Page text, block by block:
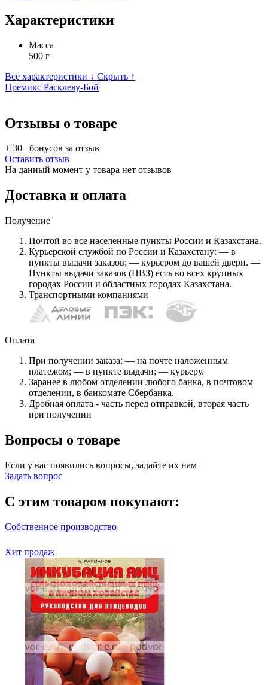
Характеристики
Масса
500 г
Все характеристики ↓ Скрыть ↑
Премикс Расклеву-Бой
Отзывы о товаре
+ 30
бонусов за отзыв
Оставить отзыв
На данный момент у товара нет отзывов
Доставка и оплата
Получение
Почтой во все населенные пункты России и Казахстана.
Курьерской службой по России и Казахстану: — в
пункты выдачи заказов; — курьером до вашей двери. —
Пункты выдачи заказов (ПВЗ) есть во всех крупных
городах России и областных городах Казахстана.
Транспортными компаниями
Оплата
При получении заказа: — на почте наложенным
платежом; — в пункте выдачи; — курьеру.
Заранее в любом отделении любого банка, в почтовом
отделении, в банкомате Сбербанка.
Дробная оплата - часть перед отправкой, вторая часть
при получении
Вопросы о товаре
Если у вас появились вопросы, задайте их нам
Задать вопрос
С этим товаром покупают:
Собственное производство
Хит продаж